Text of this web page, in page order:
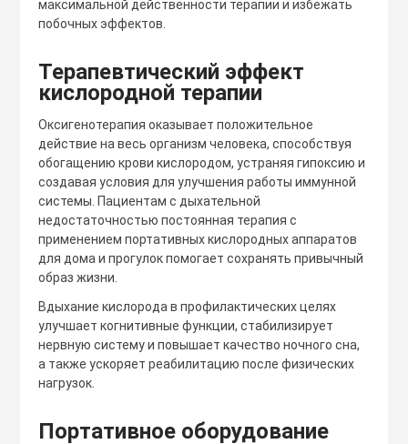
максимальной действенности терапии и избежать
побочных эффектов.
Терапевтический эффект
кислородной терапии
Оксигенотерапия оказывает положительное
действие на весь организм человека, способствуя
обогащению крови кислородом, устраняя гипоксию и
создавая условия для улучшения работы иммунной
системы. Пациентам с дыхательной
недостаточностью постоянная терапия с
применением портативных кислородных аппаратов
для дома и прогулок помогает сохранять привычный
образ жизни.
Вдыхание кислорода в профилактических целях
улучшает когнитивные функции, стабилизирует
нервную систему и повышает качество ночного сна,
а также ускоряет реабилитацию после физических
нагрузок.
Портативное оборудование